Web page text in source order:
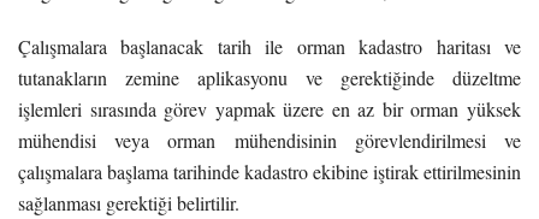
Çalışmalara başlanacak tarih ile orman kadastro haritası ve
tutanakların zemine aplikasyonu ve gerektiğinde düzeltme
işlemleri sırasında görev yapmak üzere en az bir orman yüksek
mühendisi veya orman mühendisinin görevlendirilmesi ve
çalışmalara başlama tarihinde kadastro ekibine iştirak ettirilmesinin
sağlanması gerektiği belirtilir.